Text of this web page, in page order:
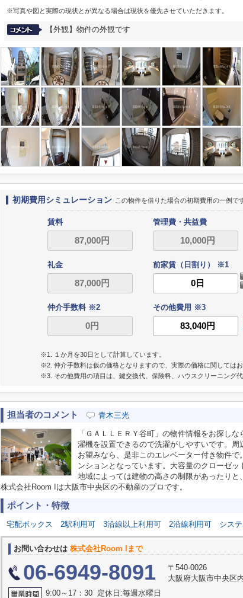
※写真や図と実際の現状とが異なる場合は現状を優先させていただきます。
【外観】物件の外観です
初期費用シミュレーション この物件を借りた場合の初期費用の一例で
賃料 管理費・共益費
礼金 前家賃（日割り） ※1
仲介手数料 ※2
その他費用 ※3
※1. １か月を30日として計算しています。
※2. 仲介手数料は仮の価格となりますので、実際の価格に関してはお
※3. その他費用の項目は、鍵交換代、保険料、ハウスクリーニング代
担当者のコメント 青木三光
「ＧＡＬＬＥＲＹ谷町」の物件情報をお探し
濯機を設置できるので洗濯がしやすいです。
お望みなら、是非このエレベーター付き物件
ンションとなっています。大容量のクローゼッ
地域によっては建物の高さの制限があったりと
株式会社Room Iは大阪市中央区の不動産のプロです。
ポイント・特徴
宅配ボックス 2駅利用可 3沿線以上利用可 2沿線利用可 シス
お問い合わせは 株式会社Room Iまで
06-6949-8091
〒540-0026
大阪府大阪市中央区
9:00～17：30 定休日:毎週水曜日